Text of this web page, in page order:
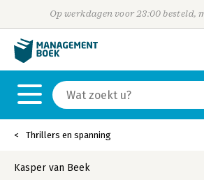
Op werkdagen voor 23:00 besteld,
Thrillers en spanning
Kasper van Beek